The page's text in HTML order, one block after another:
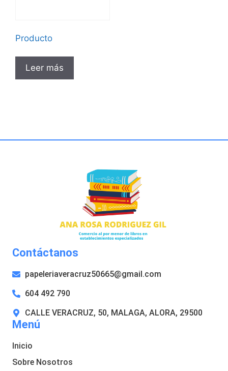
Producto
Leer más
Menú
Inicio
Sobre Nosotros
Contáctanos
papeleriaveracruz50665@gmail.com
604 492 790
CALLE VERACRUZ, 50, MALAGA, ALORA, 29500